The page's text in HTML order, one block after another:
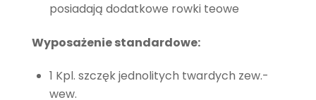
posiadają dodatkowe rowki teowe
Wyposażenie standardowe:
1 Kpl. szczęk jednolitych twardych zew.-
wew.